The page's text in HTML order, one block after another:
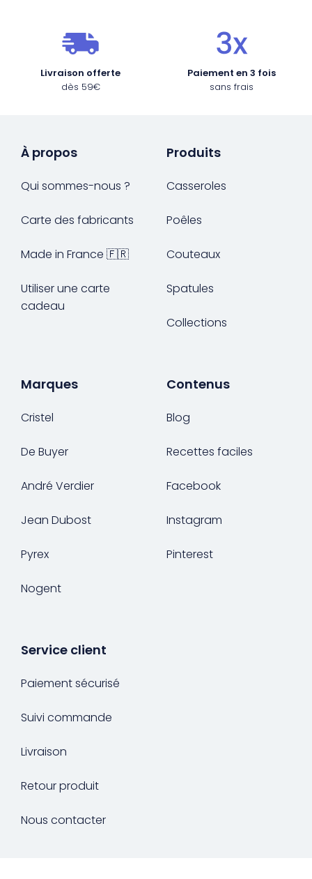
Livraison offerte
dès 59€
Paiement en 3 fois
sans frais
À propos
Qui sommes-nous ?
Carte des fabricants
Made in France 🇫🇷
Utiliser une carte
cadeau
Produits
Casseroles
Poêles
Couteaux
Spatules
Collections
Marques
Cristel
De Buyer
André Verdier
Jean Dubost
Pyrex
Nogent
Contenus
Blog
Recettes faciles
Facebook
Instagram
Pinterest
Service client
Paiement sécurisé
Suivi commande
Livraison
Retour produit
Nous contacter